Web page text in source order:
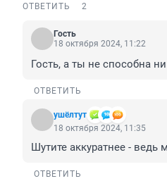
ОТВЕТИТЬ 2
Гость
18 октября 2024, 11:22
Гость, а ты не способна
ОТВЕТИТЬ
ушёлтут
18 октября 2024, 11:35
Шутите аккуратнее - ведь
ОТВЕТИТЬ